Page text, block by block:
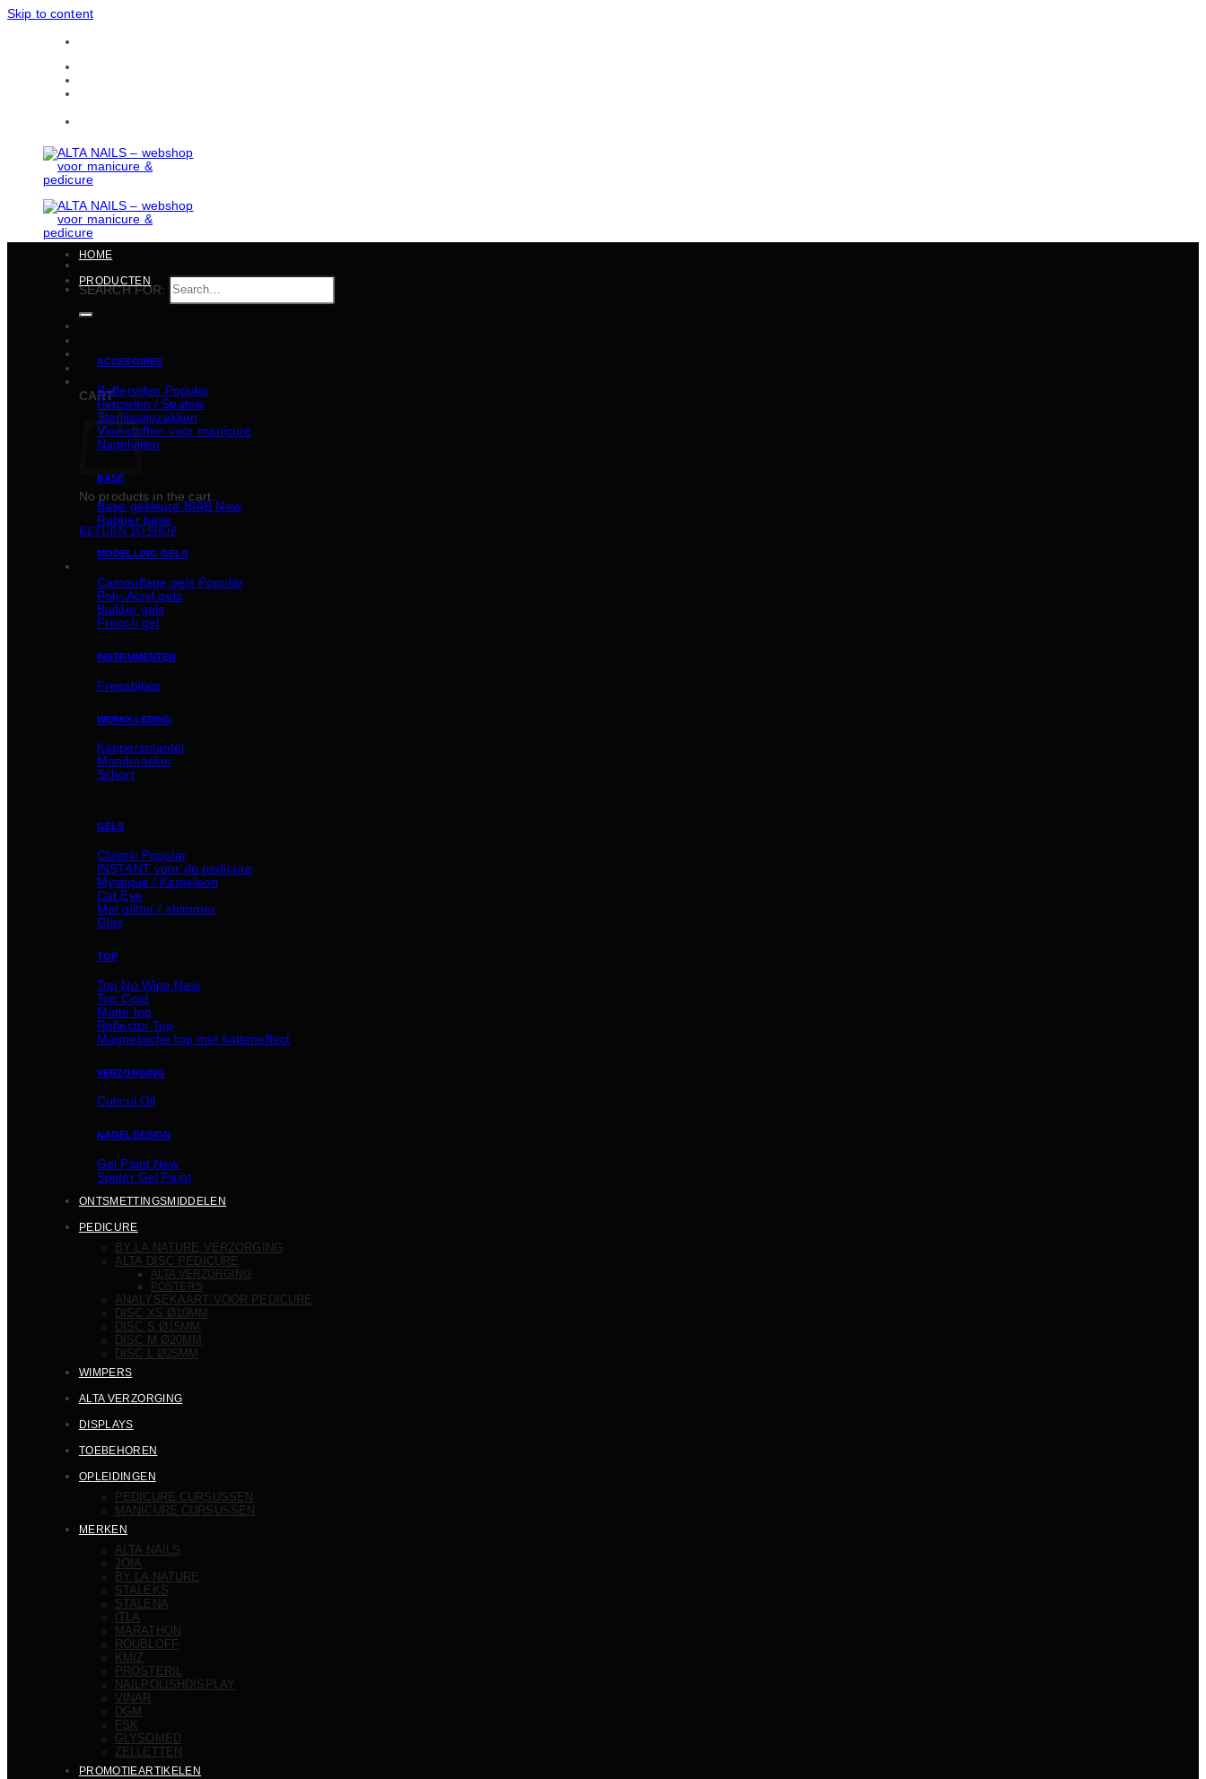
Skip to content
SEARCH FOR:
CART
No products in the cart.
RETURN TO SHOP
HOME
PRODUCTEN
ACCESOIRES
Buffervijlen
Penselen / Spatels
Sterilisatiezakken
Vloeistoffen voor manicure
Nagelvijlen
BASE
Basе gekleurd BIAB
Rubber basе
MODELLING GELS
Camouflage gels
Poly-Acryl gels
Builder gels
French gel
INSTRUMENTEN
Freesbitjes
WERKKLEDING
Kappersmantel
Mondmasker
Schort
GELS
Classic
INSTANT voor de pedicure
Mystique / Kameleon
Cat Eye
Met glitter / shimmer
Glas
TOP
Top No Wipe
Top Coat
Matte top
Reflector Top
Magnetische top met katteneffect
VERZORGING
Cuticul Oil
NAGELDESIGN
Gel Paint
Spider Gel Paint
ONTSMETTINGSMIDDELEN
PEDICURE
BY LA NATURE VERZORGING
ALTA DISC PEDICURE
ALTA VERZORGING
POSTERS
ANALYSEKAART VOOR PEDICURE
DISC XS Ø10MM
DISC S Ø15MM
DISC M Ø20MM
DISC L Ø25MM
WIMPERS
ALTA VERZORGING
DISPLAYS
TOEBEHOREN
OPLEIDINGEN
PEDICURE CURSUSSEN
MANICURE CURSUSSEN
MERKEN
ALTA NAILS
JOIA
BY LA NATURE
STALEKS
STALENA
ITLA
MARATHON
ROUBLOFF
KMIZ
PROSTERIL
NAILPOLISHDISPLAY
VINAR
DGM
FSK
GLYSOMED
ZELLETTEN
PROMOTIEARTIKELEN